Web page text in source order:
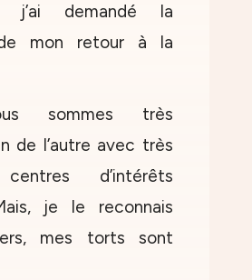
j’ai demandé la
de mon retour à la
sommes très
de l’autre avec très
d’intérêts
je le reconnais
mes torts sont